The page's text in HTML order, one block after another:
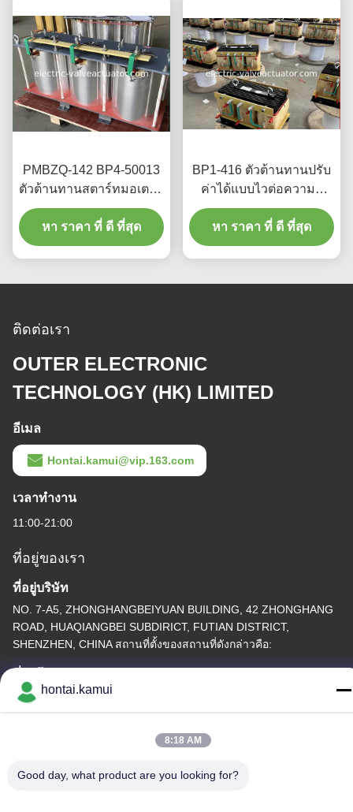
PMBZQ-142 BP4-50013
ตัวต้านทานสตาร์ทมอเตอร์
แบบรีโอสแตตไวต่อ
ความถี่
หา ราคา ที่ ดี ที่สุด
BP1-416 ตัวต้านทานปรับ
ค่าได้แบบไวต่อความถี่
สำหรับสตาร์ทมอเตอร์ AC
แบบ 3 เฟส
หา ราคา ที่ ดี ที่สุด
ติดต่อเรา
OUTER ELECTRONIC
TECHNOLOGY (HK) LIMITED
อีเมล
Hontai.kamui@vip.163.com
เวลาทํางาน
11:00-21:00
ที่อยู่ของเรา
ที่อยู่บริษัท
NO. 7-A5, ZHONGHANGBEIYUAN BUILDING, 42 ZHONGHANG
ROAD, HUAQIANGBEI SUBDIRICT, FUTIAN DISTRICT,
SHENZHEN, CHINA สถานที่ตั้งของสถานที่ดังกล่าวคือ:
โทรศัพท์
hontai.kamui
8:18 AM
Good day, what product are you looking for?